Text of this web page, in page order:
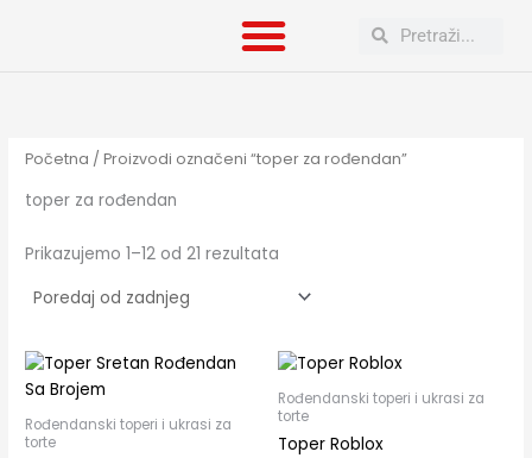
SearchSearch
Početna / Proizvodi označeni “toper za rođendan”
toper za rođendan
Prikazujemo 1–12 od 21 rezultata
po
najnovijem
Rođendanski toperi i ukrasi za
torte
Rođendanski toperi i ukrasi za
torte
Toper Roblox